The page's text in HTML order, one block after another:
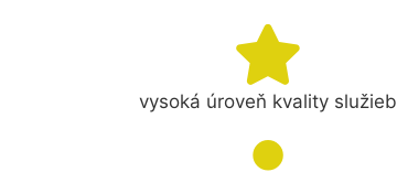
vysoká úroveň kvality služieb